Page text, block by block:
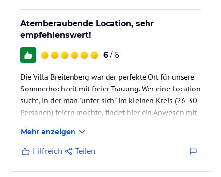
(d= 1,00 m) einschließlich Feuerholz gegen eine Gebühr von 25,- €
bereit.
Hinweis: Allgemeine und unverbindliche
ohne Gewähr und ohne Prüfung durch HolidayCheck. Bitte
lies vor der Buchung die verbindlichen Angebotsdetailsdes
jeweiligen Veranstalters.
Atemberaubende Location, sehr
empfehlenswert!
6 / 6
Die Villa Breitenberg war der perfekte Ort für unsere
Sommerhochzeit mit freier Trauung. Wer eine Location
sucht, in der man "unter sich" im kleinen Kreis (26-30
Personen) feiern möchte, findet hier ein Anwesen mit
Landhausgarten, sehr leckerer Bio Küche, vielen
Räumlichkeiten für die Regenvariante und sehr
aufmerksame liebevolle Gastgeber (Hr. P., Hr. H.).
Mehr anzeigen
Hilfreich Teilen